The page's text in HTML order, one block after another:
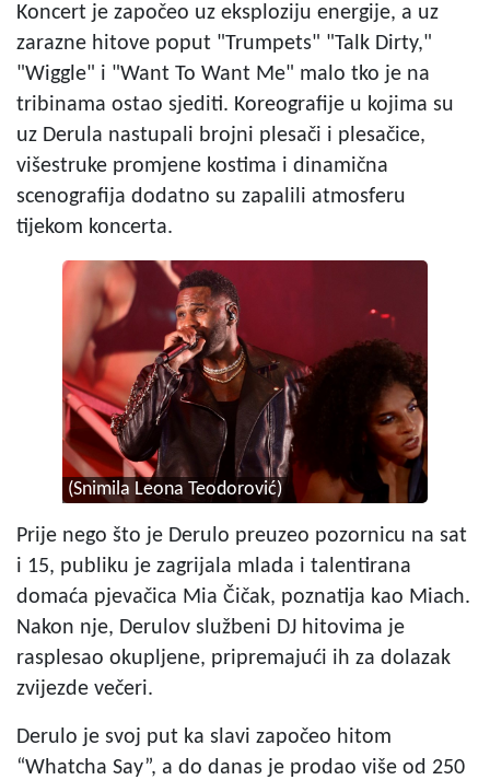
Koncert je započeo uz eksploziju energije, a uz
zarazne hitove poput "Trumpets" "Talk Dirty,"
"Wiggle" i "Want To Want Me" malo tko je na
tribinama ostao sjediti. Koreografije u kojima su
uz Derula nastupali brojni plesači i plesačice,
višestruke promjene kostima i dinamična
scenografija dodatno su zapalili atmosferu
tijekom koncerta.
(Snimila Leona Teodorović)
Prije nego što je Derulo preuzeo pozornicu na sat
i 15, publiku je zagrijala mlada i talentirana
domaća pjevačica Mia Čičak, poznatija kao Miach.
Nakon nje, Derulov službeni DJ hitovima je
rasplesao okupljene, pripremajući ih za dolazak
zvijezde večeri.
Derulo je svoj put ka slavi započeo hitom
“Whatcha Say”, a do danas je prodao više od 250